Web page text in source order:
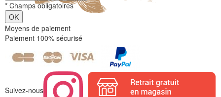
* Champs obligatoires
Moyens de paiement
Paiement 100% sécurisé
Suivez-nous